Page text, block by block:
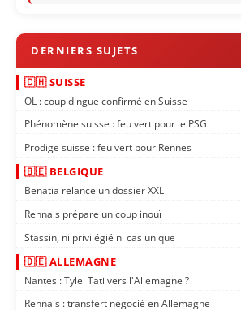
🇨🇭 SUISSE
OL : coup dingue confirmé en Suisse
Phénomène suisse : feu vert pour le PSG
Prodige suisse : feu vert pour Rennes
🇧🇪 BELGIQUE
Benatia relance un dossier XXL
Rennais prépare un coup inouï
Stassin, ni privilégié ni cas unique
🇩🇪 ALLEMAGNE
Nantes : Tylel Tati vers l'Allemagne ?
Rennais : transfert négocié en Allemagne